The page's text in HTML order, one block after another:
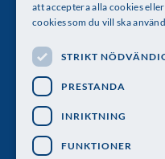
Telefon: 08-673 95 00
Följ oss
att acceptera alla cookies
cookies som du vill ska
STRIKT
PRESTANDA
INRIKTNING
FUNKTIONER